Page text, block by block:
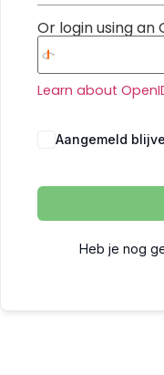
Or login using an
Learn about
Aangemeld
Heb je nog